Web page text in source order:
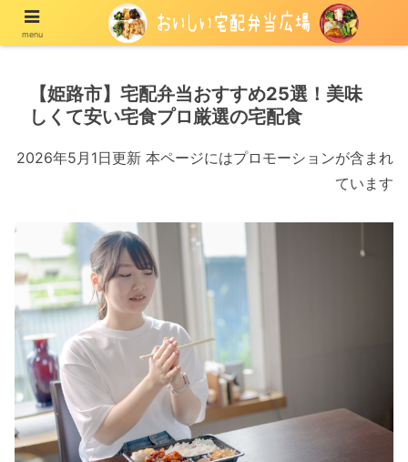
宅配の冷凍弁当や冷蔵弁当を紹介する情報メディア
【姫路市】宅配弁当おすすめ25選！美味
しくて安い宅食プロ厳選の宅配食
2026年5月1日更新 本ページにはプロモーションが含まれ
ています
menu